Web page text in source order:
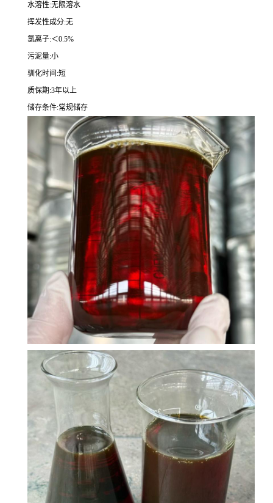
水溶性:无限溶水
挥发性成分:无
氯离子:＜0.5%
污泥量:小
驯化时间:短
质保期:3年以上
储存条件:常规储存